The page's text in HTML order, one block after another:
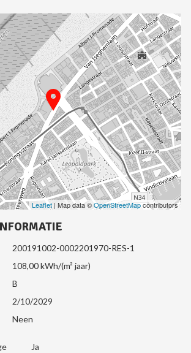
Leaflet| Map data ©OpenStreetMapcontributors
200191002-0002201970-RES-1
108,00 kWh/(m² jaar)
B
2/10/2029
Neen
Ja